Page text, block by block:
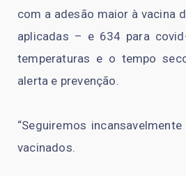
com a adesão maior à vacina
aplicadas – e 634 para
temperaturas e o tempo
alerta e prevenção.
“Seguiremos
vacinados.